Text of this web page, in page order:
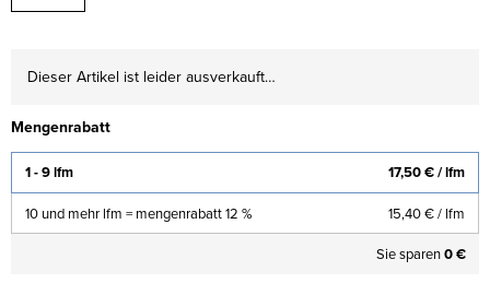
Dieser Artikel ist leider ausverkauft…
Mengenrabatt
1 - 9 lfm 17,50 €/ lfm
10 und mehr lfm = mengenrabatt 12 % 15,40 €/ lfm
Sie sparen0 €